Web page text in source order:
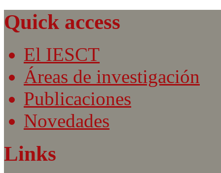
Quick access
El IESCT
Áreas de investigación
Publicaciones
Novedades
Links